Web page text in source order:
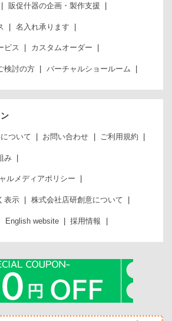
販促什器の企画・製作支援
名入れ承ります
ビス カスタムオーダー
検討の方 バーチャルショールーム
ついて お問い合わせ ご利用規約
み
ルメディアポリシー
表示 株式会社店研創意について
English website 採用情報